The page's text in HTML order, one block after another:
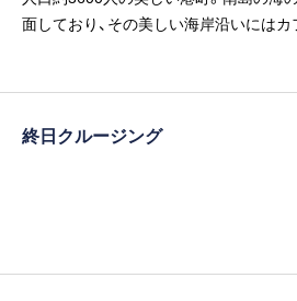
面しており、その美しい海岸沿いには
終日クルージング